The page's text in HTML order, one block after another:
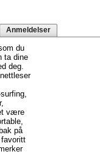
Anmeldelser
du
ta dine
deg.
være
på